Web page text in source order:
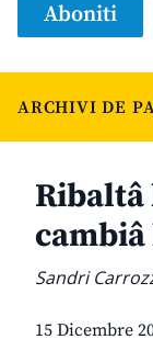
Aboniti
ARCHIVI DE
Ribaltâ
Sandri
15 Dicembre